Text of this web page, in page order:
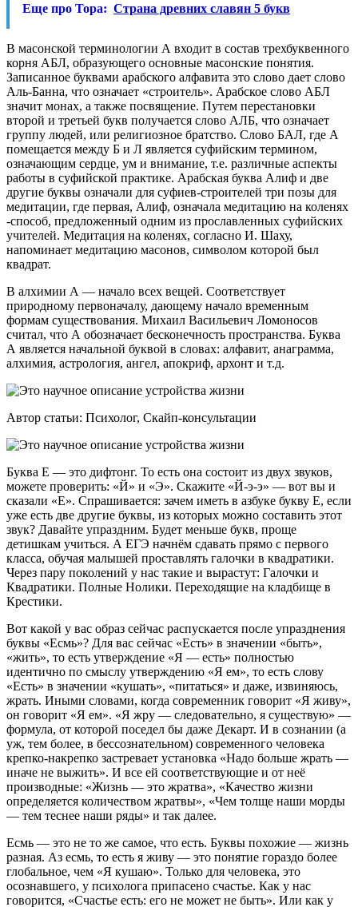
Еще про Тора: Страна древних славян 5 букв
В масонской терминологии А входит в состав трехбуквенного
корня АБЛ, образующего основные масонские понятия.
Записанное буквами арабского алфавита это слово дает слово
Аль-Банна, что означает «строитель». Арабское слово АБЛ
значит монах, а также посвящение. Путем перестановки
второй и третьей букв получается слово АЛБ, что означает
группу людей, или религиозное братство. Слово БАЛ, где А
помещается между Б и Л является суфийским термином,
означающим сердце, ум и внимание, т.е. различные аспекты
работы в суфийской практике. Арабская буква Алиф и две
другие буквы означали для суфиев-строителей три позы для
медитации, где первая, Алиф, означала медитацию на коленях
-способ, предложенный одним из прославленных суфийских
учителей. Медитация на коленях, согласно И. Шаху,
напоминает медитацию масонов, символом которой был
квадрат.
В алхимии А — начало всех вещей. Соответствует
природному первоначалу, дающему начало временным
формам существования. Михаил Васильевич Ломоносов
считал, что А обозначает бесконечность пространства. Буква
А является начальной буквой в словах: алфавит, анаграмма,
алхимия, астрология, ангел, апокриф, архонт и т.д.
Автор статьи: Психолог, Скайп-консультации
Буква Е — это дифтонг. То есть она состоит из двух звуков,
можете проверить: «Й» и «Э». Скажите «Й-э-э» — вот вы и
сказали «Е». Спрашивается: зачем иметь в азбуке букву Е, если
уже есть две другие буквы, из которых можно составить этот
звук? Давайте упраздним. Будет меньше букв, проще
детишкам учиться. А ЕГЭ начнём сдавать прямо с первого
класса, обучая малышей проставлять галочки в квадратики.
Через пару поколений у нас такие и вырастут: Галочки и
Квадратики. Полные Нолики. Переходящие на кладбище в
Крестики.
Вот какой у вас образ сейчас распускается после упразднения
буквы «Есмь»? Для вас сейчас «Есть» в значении «быть»,
«жить», то есть утверждение «Я — есть» полностью
идентично по смыслу утверждению «Я ем», то есть слову
«Есть» в значении «кушать», «питаться» и даже, извиняюсь,
жрать. Иными словами, когда современник говорит «Я живу»,
он говорит «Я ем». «Я жру — следовательно, я существую» —
формула, от которой поседел бы даже Декарт. И в сознании (а
уж, тем более, в бессознательном) современного человека
крепко-накрепко застревает установка «Надо больше жрать —
иначе не выжить». И все ей соответствующие и от неё
производные: «Жизнь — это жратва», «Качество жизни
определяется количеством жратвы», «Чем толще наши морды
— тем теснее наши ряды» и так далее.
Есмь — это не то же самое, что есть. Буквы похожие — жизнь
разная. Аз есмь, то есть я живу — это понятие гораздо более
глобальное, чем «Я кушаю». Только для человека, это
осознавшего, у психолога припасено счастье. Как у нас
говорится, «Счастье есть: его не может не быть». Или как у